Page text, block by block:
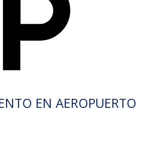
EN AEROPUERTO